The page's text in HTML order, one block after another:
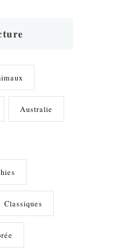
Australie
Classiques